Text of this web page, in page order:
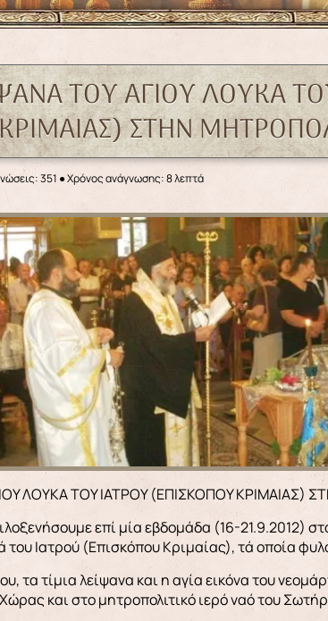
ΤΟΥ ΑΓΙΟΥ ΛΟΥΚΑ
ΣΤΗΝ
351 ● Χρόνος ανάγνωσης: 8 λεπτά
ΛΟΥΚΑ ΤΟΥ ΙΑΤΡΟΥ (ΕΠΙΣΚΟΠΟΥ
επί μία εβδομάδα (16-21.9.2012)
του Ιατρού (Επισκόπου Κριμαίας), τά οποία
τα τίμια λείψανα και η αγία εικόνα του
και στο μητροπολιτικό ιερό ναό του